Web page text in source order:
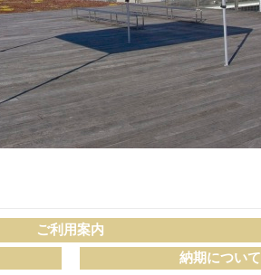
ご利用案内
納期について